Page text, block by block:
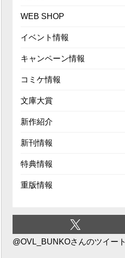
WEB SHOP
イベント情報
キャンペーン情報
コミケ情報
文庫大賞
新作紹介
新刊情報
特典情報
重版情報
@OVL_BUNKOさんのツイート